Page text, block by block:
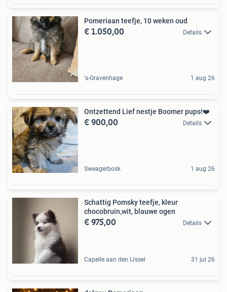
Pomeriaan teefje, 10 weken oud
€ 1.050,00 Details
's-Gravenhage 1 aug 26
Ontzettend Lief nestje Boomer pups!️❤️
€ 900,00 Details
Sweagerbosk 1 aug 26
Schattig Pomsky teefje, kleur
chocobruin,wit, blauwe ogen
€ 975,00 Details
Capelle aan den IJssel 31 jul 26